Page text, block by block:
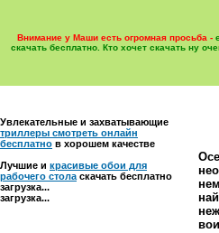
Внимание у Маши есть огромная просьба -
скачать бесплатно. Кто хочет скачать ну
Увлекательные и захватывающие
триллеры смотреть онлайн
бесплатно в хорошем качестве
Лучшие и красивые обои для
рабочего стола скачать бесплатно
загрузка...
загрузка...